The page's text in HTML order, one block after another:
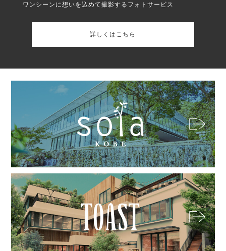
ワンシーンに想いを込めて撮影するフォトサービス
詳しくはこちら